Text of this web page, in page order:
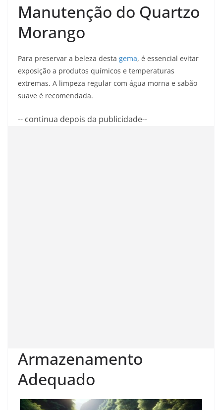
Manutenção do Quartzo
Morango
Para preservar a beleza desta gema, é essencial evitar
exposição a produtos químicos e temperaturas
extremas. A limpeza regular com água morna e sabão
suave é recomendada.
-- continua depois da publicidade--
Armazenamento
Adequado